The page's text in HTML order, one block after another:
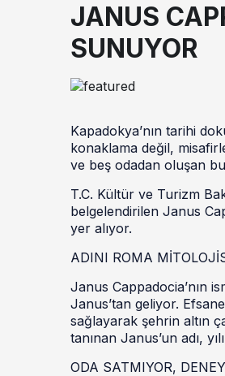
JANUS
SUNUYOR
Kapadokya’nın tarihi
konaklama değil,
ve beş odadan oluşan
T.C. Kültür ve Turizm
belgelendirilen Janus
yer alıyor.
ADINI ROMA
Janus Cappadocia’nın
Janus’tan geliyor.
sağlayarak şehrin altın
tanınan Janus’un adı,
ODA SATMIYOR,